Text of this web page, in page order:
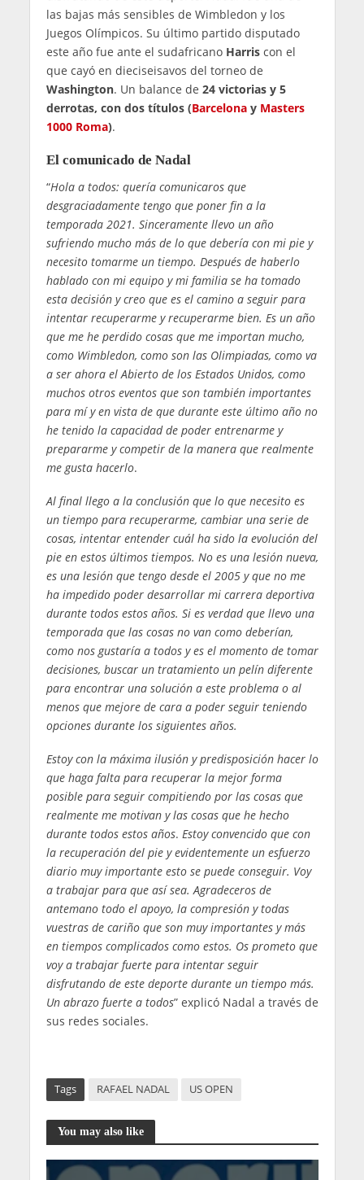
las bajas más sensibles de Wimbledon y los
Juegos Olímpicos. Su último partido disputado
este año fue ante el sudafricano Harriscon el
que cayó en dieciseisavos del torneo de
Washington. Un balance de 24 victorias y 5
derrotas, con dos títulos (Barcelonay Masters
1000 Roma).
El comunicado de Nadal
“Hola a todos: quería comunicaros que
desgraciadamente tengo que poner fin a la
temporada 2021. Sinceramente llevo un año
sufriendo mucho más de lo que debería con mi pie y
necesito tomarme un tiempo. Después de haberlo
hablado con mi equipo y mi familia se ha tomado
esta decisión y creo que es el camino a seguir para
intentar recuperarme y recuperarme bien. Es un año
que me he perdido cosas que me importan mucho,
como Wimbledon, como son las Olimpiadas, como va
a ser ahora el Abierto de los Estados Unidos, como
muchos otros eventos que son también importantes
para mí y en vista de que durante este último año no
he tenido la capacidad de poder entrenarme y
prepararme y competir de la manera que realmente
me gusta hacerlo.
Al final llego a la conclusión que lo que necesito es
un tiempo para recuperarme, cambiar una serie de
cosas, intentar entender cuál ha sido la evolución del
pie en estos últimos tiempos. No es una lesión nueva,
es una lesión que tengo desde el 2005 y que no me
ha impedido poder desarrollar mi carrera deportiva
durante todos estos años. Si es verdad que llevo una
temporada que las cosas no van como deberían,
como nos gustaría a todos y es el momento de tomar
decisiones, buscar un tratamiento un pelín diferente
para encontrar una solución a este problema o al
menos que mejore de cara a poder seguir teniendo
opciones durante los siguientes años.
Estoy con la máxima ilusión y predisposición hacer lo
que haga falta para recuperar la mejor forma
posible para seguir compitiendo por las cosas que
realmente me motivan y las cosas que he hecho
durante todos estos años. Estoy convencido que con
la recuperación del pie y evidentemente un esfuerzo
diario muy importante esto se puede conseguir. Voy
a trabajar para que así sea. Agradeceros de
antemano todo el apoyo, la compresión y todas
vuestras de cariño que son muy importantes y más
en tiempos complicados como estos. Os prometo que
voy a trabajar fuerte para intentar seguir
disfrutando de este deporte durante un tiempo más.
Un abrazo fuerte a todos” explicó Nadal a través de
sus redes sociales.
Tags RAFAEL NADAL US OPEN
You may also like